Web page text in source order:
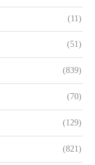
(11)
(51)
(839)
(70)
(129)
(821)